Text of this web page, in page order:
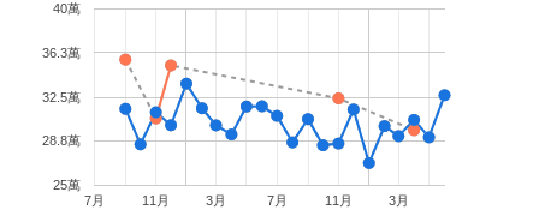
7月 11月 3月 7月 11月 3月
25萬
28.8萬
32.5萬
36.3萬
40萬